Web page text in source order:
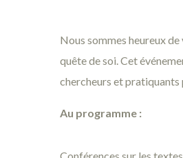
Nous sommes heureux
quête de soi. Cet
chercheurs et pratiquants
Au programme :